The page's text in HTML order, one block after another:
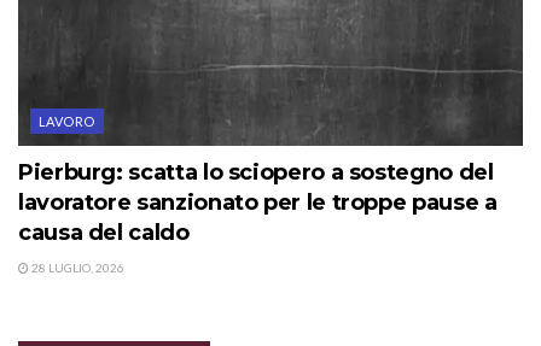
LAVORO
Pierburg: scatta lo sciopero a sostegno del
lavoratore sanzionato per le troppe pause a
causa del caldo
28 LUGLIO, 2026